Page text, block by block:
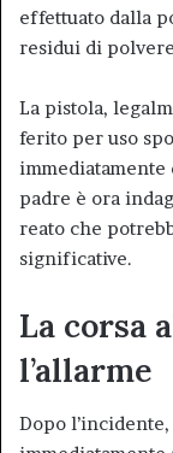
effettuato dalla
residui di
La pistola,
ferito per uso
padre è ora
reato che
significative.
La corsa
l’allarme
Dopo